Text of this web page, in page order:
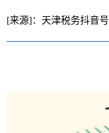
[来源]：天津税务抖音号